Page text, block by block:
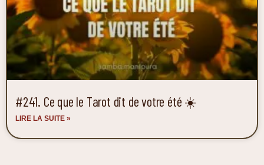
#241. Ce que le Tarot dit de votre été ☀️
LIRE LA SUITE »